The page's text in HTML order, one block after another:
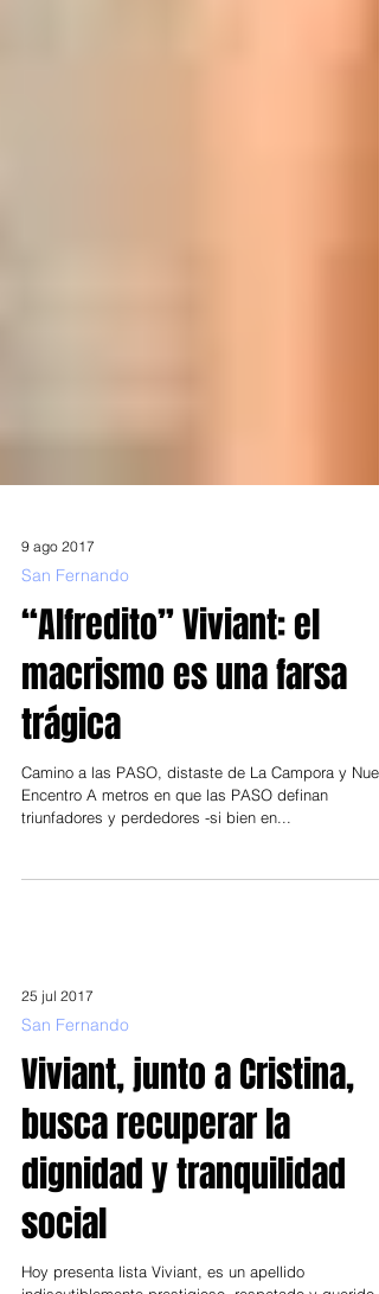
9 ago 2017
San Fernando
“Alfredito” Viviant: el
macrismo es una farsa
trágica
Camino a las PASO, distaste de La Campora y
25 jul 2017
San Fernando
Viviant, junto a Cristina,
busca recuperar la
dignidad y tranquilidad
social